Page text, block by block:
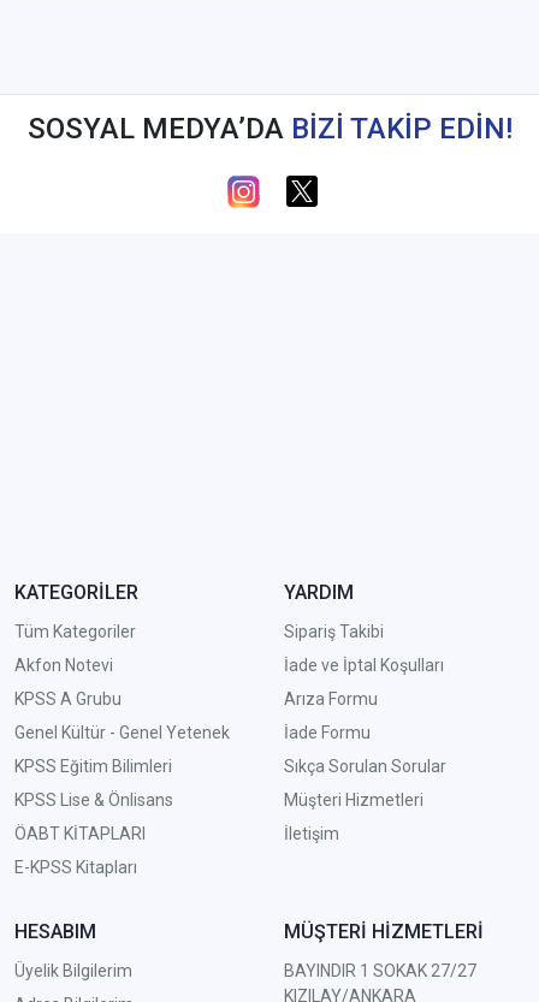
SOSYAL MEDYA’DA BİZİ TAKİP EDİN!
KATEGORİLER
Tüm Kategoriler
Akfon Notevi
KPSS A Grubu
Genel Kültür - Genel Yetenek
KPSS Eğitim Bilimleri
KPSS Lise & Önlisans
ÖABT KİTAPLARI
E-KPSS Kitapları
YARDIM
Sipariş Takibi
İade ve İptal Koşulları
Arıza Formu
İade Formu
Sıkça Sorulan Sorular
Müşteri Hizmetleri
İletişim
HESABIM
Üyelik Bilgilerim
MÜŞTERİ HİZMETLERİ
BAYINDIR 1 SOKAK 27/27
KIZILAY/ANKARA